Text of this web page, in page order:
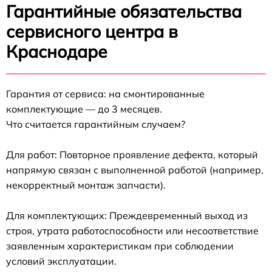
Гарантийные обязательства
сервисного центра в
Краснодаре
Гарантия от сервиса: на смонтированные
комплектующие — до 3 месяцев.
Что считается гарантийным случаем?
Для работ: Повторное проявление дефекта, который
напрямую связан с выполненной работой (например,
некорректный монтаж запчасти).
Для комплектующих: Преждевременный выход из
строя, утрата работоспособности или несоответствие
заявленным характеристикам при соблюдении
условий эксплуатации.